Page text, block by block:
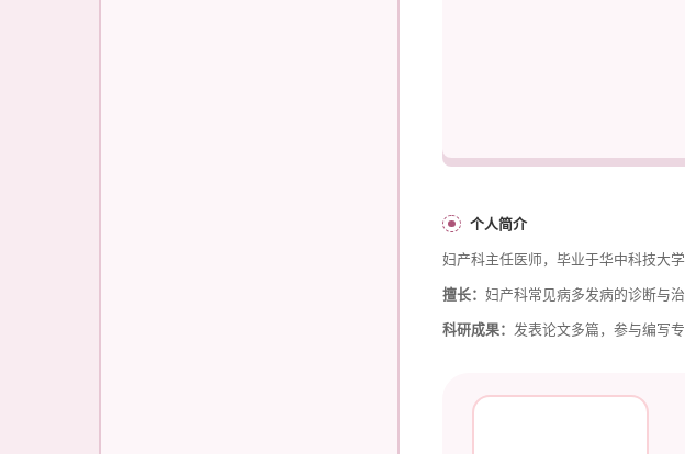
个人简介
妇产科主任医师，毕业于华中科技大
擅长：妇产科常见病多发病的诊断与
科研成果： 发表论文多篇，参与编写